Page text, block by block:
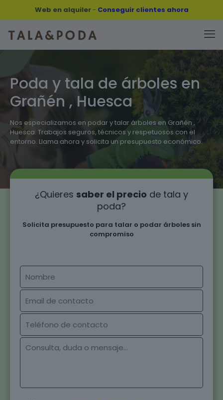
Web en alquiler- Conseguir clientes ahora
Poda y tala de árboles en
Grañén , Huesca
Nos especializamos en podar y talar árboles en Grañén ,
Huesca. Trabajos seguros, técnicos y respetuosos con el
entorno. Llama ahora y solicita un presupuesto económico.
¿Quieres saber el precio de tala y
poda?
Solicita presupuesto para talar o podar árboles sin
compromiso